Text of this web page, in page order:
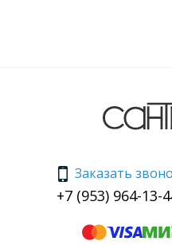
Заказать
+7 (953) 964-13-